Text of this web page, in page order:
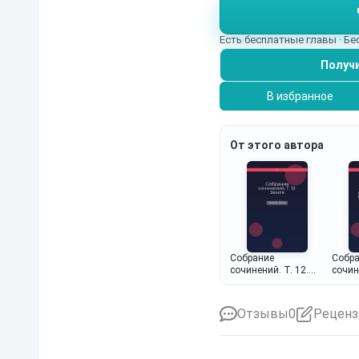
выходя из народа,
Есть бесплатные главы ·
В избранное
От этого автора
Собрание
сочинений. Т. 12.
Отзывы0